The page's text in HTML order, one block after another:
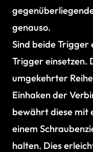
genauso.
Sind beide Trigger
Trigger einsetzen.
umgekehrter
Einhaken der
bewährt diese mit
einem
halten. Dies